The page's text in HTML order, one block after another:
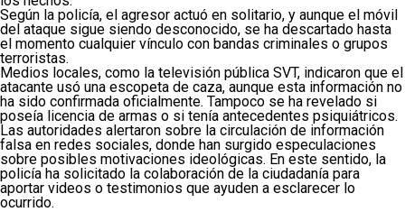
Según la policía, el agresor actuó en solitario, y aunque el móvil
del ataque sigue siendo desconocido, se ha descartado hasta
el momento cualquier vínculo con bandas criminales o grupos
terroristas.
Medios locales, como la televisión pública SVT, indicaron que el
atacante usó una escopeta de caza, aunque esta información no
ha sido confirmada oficialmente. Tampoco se ha revelado si
poseía licencia de armas o si tenía antecedentes psiquiátricos.
Las autoridades alertaron sobre la circulación de información
falsa en redes sociales, donde han surgido especulaciones
sobre posibles motivaciones ideológicas. En este sentido, la
policía ha solicitado la colaboración de la ciudadanía para
aportar videos o testimonios que ayuden a esclarecer lo
ocurrido.